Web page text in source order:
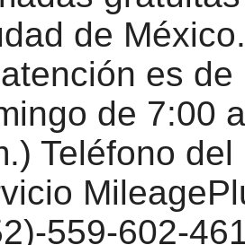
de
es de
de 7:00
Teléfono
559-602-